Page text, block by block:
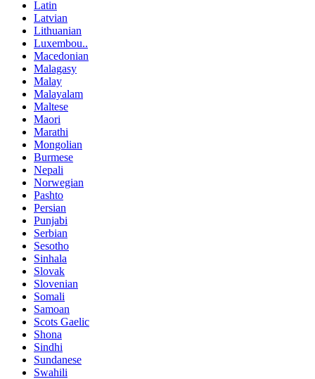
Latin
Latvian
Lithuanian
Luxembou..
Macedonian
Malagasy
Malay
Malayalam
Maltese
Maori
Marathi
Mongolian
Burmese
Nepali
Norwegian
Pashto
Persian
Punjabi
Serbian
Sesotho
Sinhala
Slovak
Slovenian
Somali
Samoan
Scots Gaelic
Shona
Sindhi
Sundanese
Swahili